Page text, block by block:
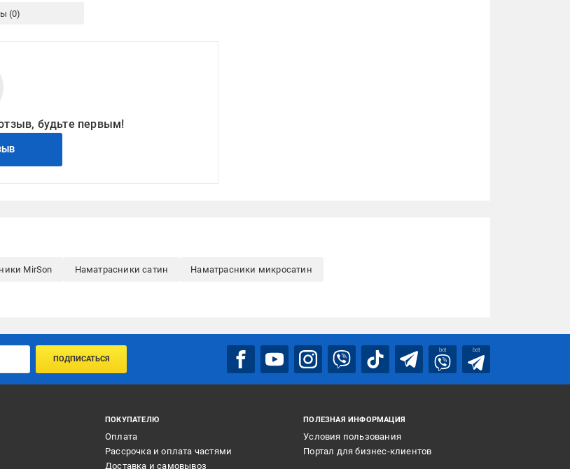
будьте первым!
MirSon Наматрасники сатин Наматрасники микросатин
ПОДПИСАТЬСЯ
bot bot
ПОКУПАТЕЛЮ
Оплата
Рассрочка и оплата частями
Доставка и самовывоз
ПОЛЕЗНАЯ ИНФОРМАЦИЯ
Условия пользования
Портал для бизнес-клиентов